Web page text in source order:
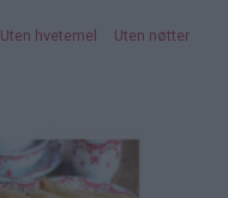
Uten hvetemel
Uten nøtter